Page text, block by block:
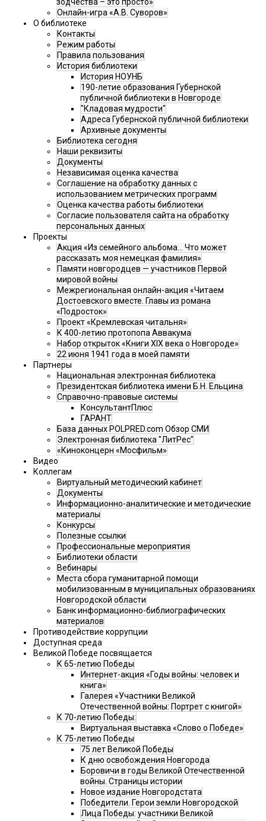
зодчества – это просто»
Онлайн-игра «А.В. Суворов»
О библиотеке
Контакты
Режим работы
Правила пользования
История библиотеки
История НОУНБ
190-летие образования Губернской
публичной библиотеки в Новгороде
"Кладовая мудрости"
Адреса Губернской публичной библиотеки
Архивные документы
Библиотека сегодня
Наши реквизиты
Документы
Независимая оценка качества
Соглашение на обработку данных с
использованием метрических программ
Оценка качества работы библиотеки
Согласие пользователя сайта на обработку
персональных данных
Проекты
Акция «Из семейного альбома... Что может
рассказать моя немецкая фамилия»
Памяти новгородцев — участников Первой
мировой войны
Межрегиональная онлайн-акция «Читаем
Достоевского вместе. Главы из романа
«Подросток»
Проект «Кремлевская читальня»
К 400-летию протопопа Аввакума
Набор открыток «Книги XIX века о Новгороде»
22 июня 1941 года в моей памяти
Партнеры
Национальная электронная библиотека
Президентская библиотека имени Б.Н. Ельцина
Справочно-правовые системы
КонсультантПлюс
ГАРАНТ
База данных POLPRED.com Обзор СМИ
Электронная библиотека "ЛитРес"
«Киноконцерн «Мосфильм»
Видео
Коллегам
Виртуальный методический кабинет
Документы
Информационно-аналитические и методические
материалы
Конкурсы
Полезные ссылки
Профессиональные мероприятия
Библиотеки области
Вебинары
Места сбора гуманитарной помощи
мобилизованным в муниципальных образованиях
Новгородской области
Банк информационно-библиографических
материалов
Противодействие коррупции
Доступная среда
Великой Победе посвящается
К 65-летию Победы
Интернет-акция «Годы войны: человек и
книга»
Галерея «Участники Великой
Отечественной войны: Портрет с книгой»
К 70-летию Победы:
Виртуальная выставка «Слово о Победе»
К 75-летию Победы
75 лет Великой Победы
К дню освобождения Новгорода
Боровичи в годы Великой Отечественной
войны. Страницы истории
Новое издание Новгородстата
Победители. Герои земли Новгородской
Лица Победы: участники Великой